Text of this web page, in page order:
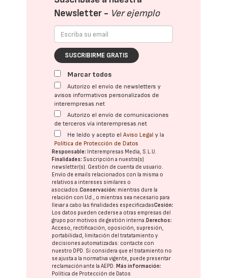
Newsletter - Ver ejemplo
SUSCRIBIRME GRATIS
Marcar todos
Autorizo el envío de newsletters y
avisos informativos personalizados de
interempresas.net
Autorizo el envío de comunicaciones
de terceros vía interempresas.net
He leído y acepto elAviso Legal y la
Política de Protección de Datos
Responsable: Interempresas Media, S.L.U.
Finalidades: Suscripción a nuestra(s)
newsletter(s). Gestión de cuenta de usuario.
Envío de emails relacionados con la misma o
relativos a intereses similares o
asociados.Conservación: mientras dure la
relación con Ud., o mientras sea necesario para
llevar a cabo las finalidades especificadasCesión:
Los datos pueden cederse a otras empresas del
grupo por motivos de gestión interna. Derechos:
Acceso, rectificación, oposición, supresión,
portabilidad, limitación del tratatamiento y
decisiones automatizadas: contacte con
nuestro DPD. Si considera que el tratamiento no
se ajusta a la normativa vigente, puede presentar
reclamación ante laAEPD. Más información:
Política de Protección de Datos